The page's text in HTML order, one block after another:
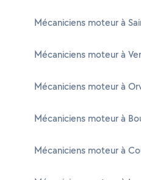
Mécaniciens moteur à
Mécaniciens moteur à
Mécaniciens moteur à
Mécaniciens moteur à
Mécaniciens moteur à